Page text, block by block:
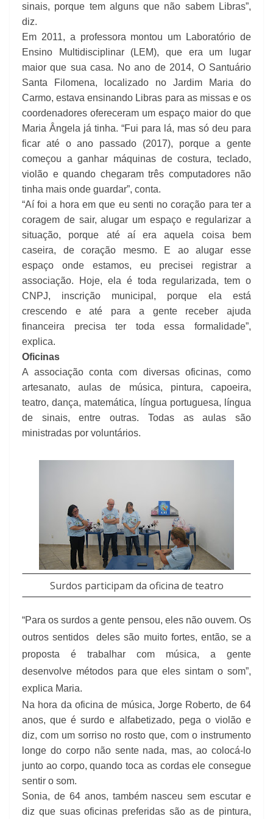
sinais, porque tem alguns que não sabem Libras”,
diz.
Em 2011, a professora montou um Laboratório de
Ensino Multidisciplinar (LEM), que era um lugar
maior que sua casa. No ano de 2014, O Santuário
Santa Filomena, localizado no Jardim Maria do
Carmo, estava ensinando Libras para as missas e os
coordenadores ofereceram um espaço maior do que
Maria Ângela já tinha. “Fui para lá, mas só deu para
ficar até o ano passado (2017), porque a gente
começou a ganhar máquinas de costura, teclado,
violão e quando chegaram três computadores não
tinha mais onde guardar”, conta.
“Aí foi a hora em que eu senti no coração para ter a
coragem de sair, alugar um espaço e regularizar a
situação, porque até aí era aquela coisa bem
caseira, de coração mesmo. E ao alugar esse
espaço onde estamos, eu precisei registrar a
associação. Hoje, ela é toda regularizada, tem o
CNPJ, inscrição municipal, porque ela está
crescendo e até para a gente receber ajuda
financeira precisa ter toda essa formalidade”,
explica.
Oficinas
A associação conta com diversas oficinas, como
artesanato, aulas de música, pintura, capoeira,
teatro, dança, matemática, língua portuguesa, língua
de sinais, entre outras. Todas as aulas são
ministradas por voluntários.
Surdos participam da oficina de teatro
“Para os surdos a gente pensou, eles não ouvem. Os
outros sentidos
deles são muito fortes, então, se a
proposta é trabalhar com música, a gente
desenvolve métodos para que eles sintam o som”,
explica Maria.
Na hora da oficina de música, Jorge Roberto, de 64
anos, que é surdo e alfabetizado, pega o violão e
diz, com um sorriso no rosto que, com o instrumento
longe do corpo não sente nada, mas, ao colocá-lo
junto ao corpo, quando toca as cordas ele consegue
sentir o som.
Sonia, de 64 anos, também nasceu sem escutar e
diz que suas oficinas preferidas são as de pintura,